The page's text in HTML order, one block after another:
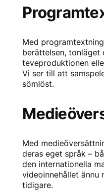
Med
berättelsen, tonläget
teveproduktionen
Vi ser till att
sömlöst.
Med
deras eget språk –
den internationella
videoinnehållet ännu
tidigare.